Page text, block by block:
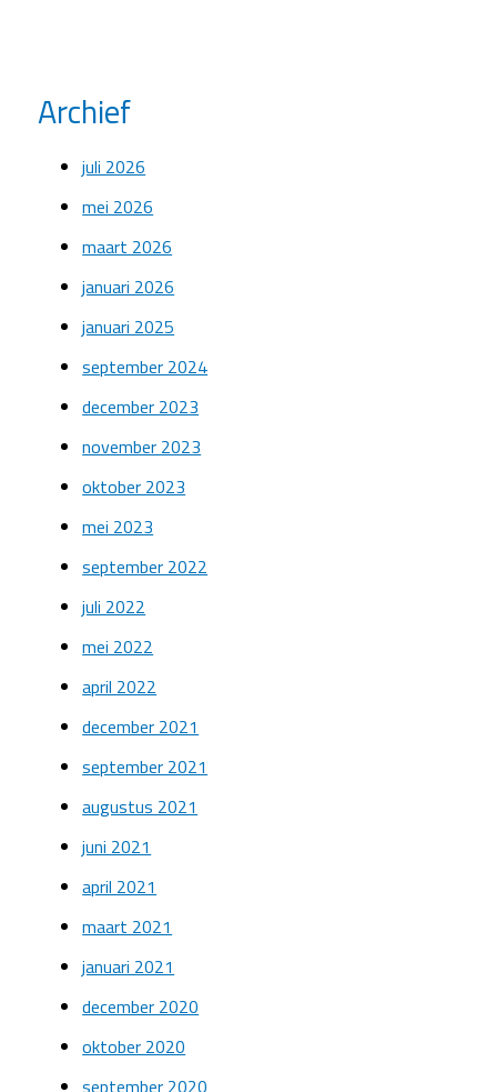
Archief
juli 2026
mei 2026
maart 2026
januari 2026
januari 2025
september 2024
december 2023
november 2023
oktober 2023
mei 2023
september 2022
juli 2022
mei 2022
april 2022
december 2021
september 2021
augustus 2021
juni 2021
april 2021
maart 2021
januari 2021
december 2020
oktober 2020
september 2020